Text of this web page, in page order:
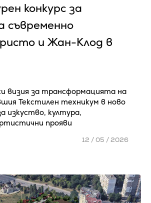
конкурс за
съвременно
и Жан-Клод в
визия за трансформацията на
Текстилен техникум в ново
изкуство, култура,
прояви
12 / 05 / 2026